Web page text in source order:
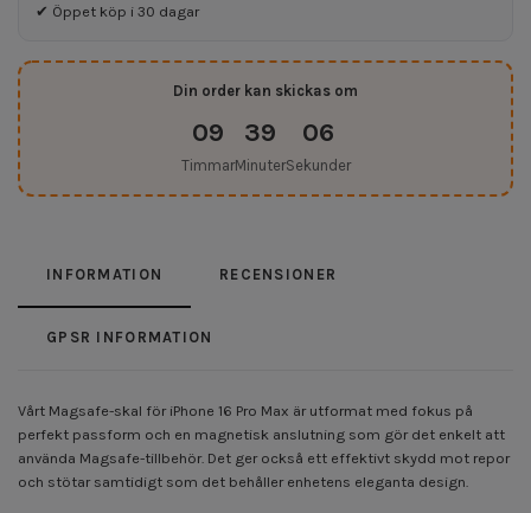
✔ Öppet köp i 30 dagar
Din order kan skickas om
09
Timmar
39
Minuter
06
Sekunder
INFORMATION RECENSIONER
GPSR INFORMATION
Vårt Magsafe-skal för iPhone 16 Pro Max är utformat med fokus på
perfekt passform och en magnetisk anslutning som gör det enkelt att
använda Magsafe-tillbehör. Det ger också ett effektivt skydd mot repor
och stötar samtidigt som det behåller enhetens eleganta design.